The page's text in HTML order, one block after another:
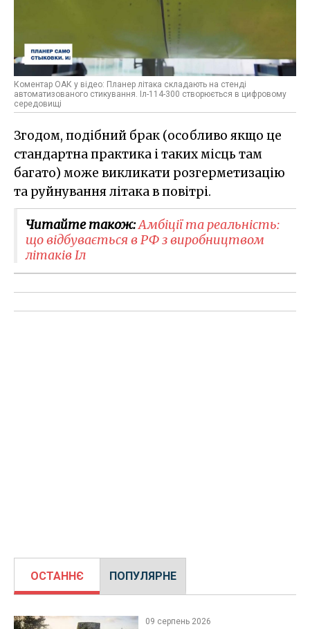
Коментар ОАК у відео: Планер літака складають на стенді
автоматизованого стикування. Іл-114-300 створюється в цифровому
середовищі
Згодом, подібний брак (особливо якщо це
стандартна практика і таких місць там
багато) може викликати розгерметизацію
та руйнування літака в повітрі.
Читайте також:Амбіції та реальність:
що відбувається в РФ з виробництвом
літаків Іл
ОСТАННЄ ПОПУЛЯРНЕ
09 серпень 2026